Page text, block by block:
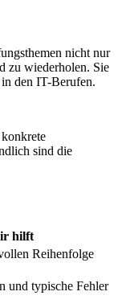
nicht nur
zu wiederholen. Sie
den IT-Berufen.
sind die
hilft
Reihenfolge
und typische Fehler